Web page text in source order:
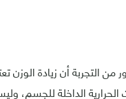
من التجربة أن زيادة الوزن
الداخلة للجسم،